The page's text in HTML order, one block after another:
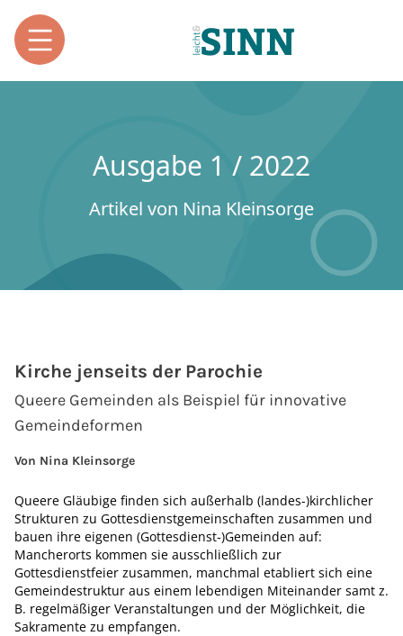
Ausgabe 1 / 2022
Artikel von Nina Kleinsorge
Kirche jenseits der Parochie
Queere Gemeinden als Beispiel für innovative
Gemeindeformen
Von Nina Kleinsorge
Queere Gläubige finden sich außerhalb (landes-)kirchlicher
Strukturen zu Gottesdienstgemeinschaften zusammen und
bauen ihre eigenen (Gottesdienst-)Gemeinden auf:
Mancherorts kommen sie ausschließlich zur
Gottesdienstfeier zusammen, manchmal etabliert sich eine
Gemeindestruktur aus einem lebendigen Miteinander samt z.
B. regelmäßiger Veranstaltungen und der Möglichkeit, die
Sakramente zu empfangen.